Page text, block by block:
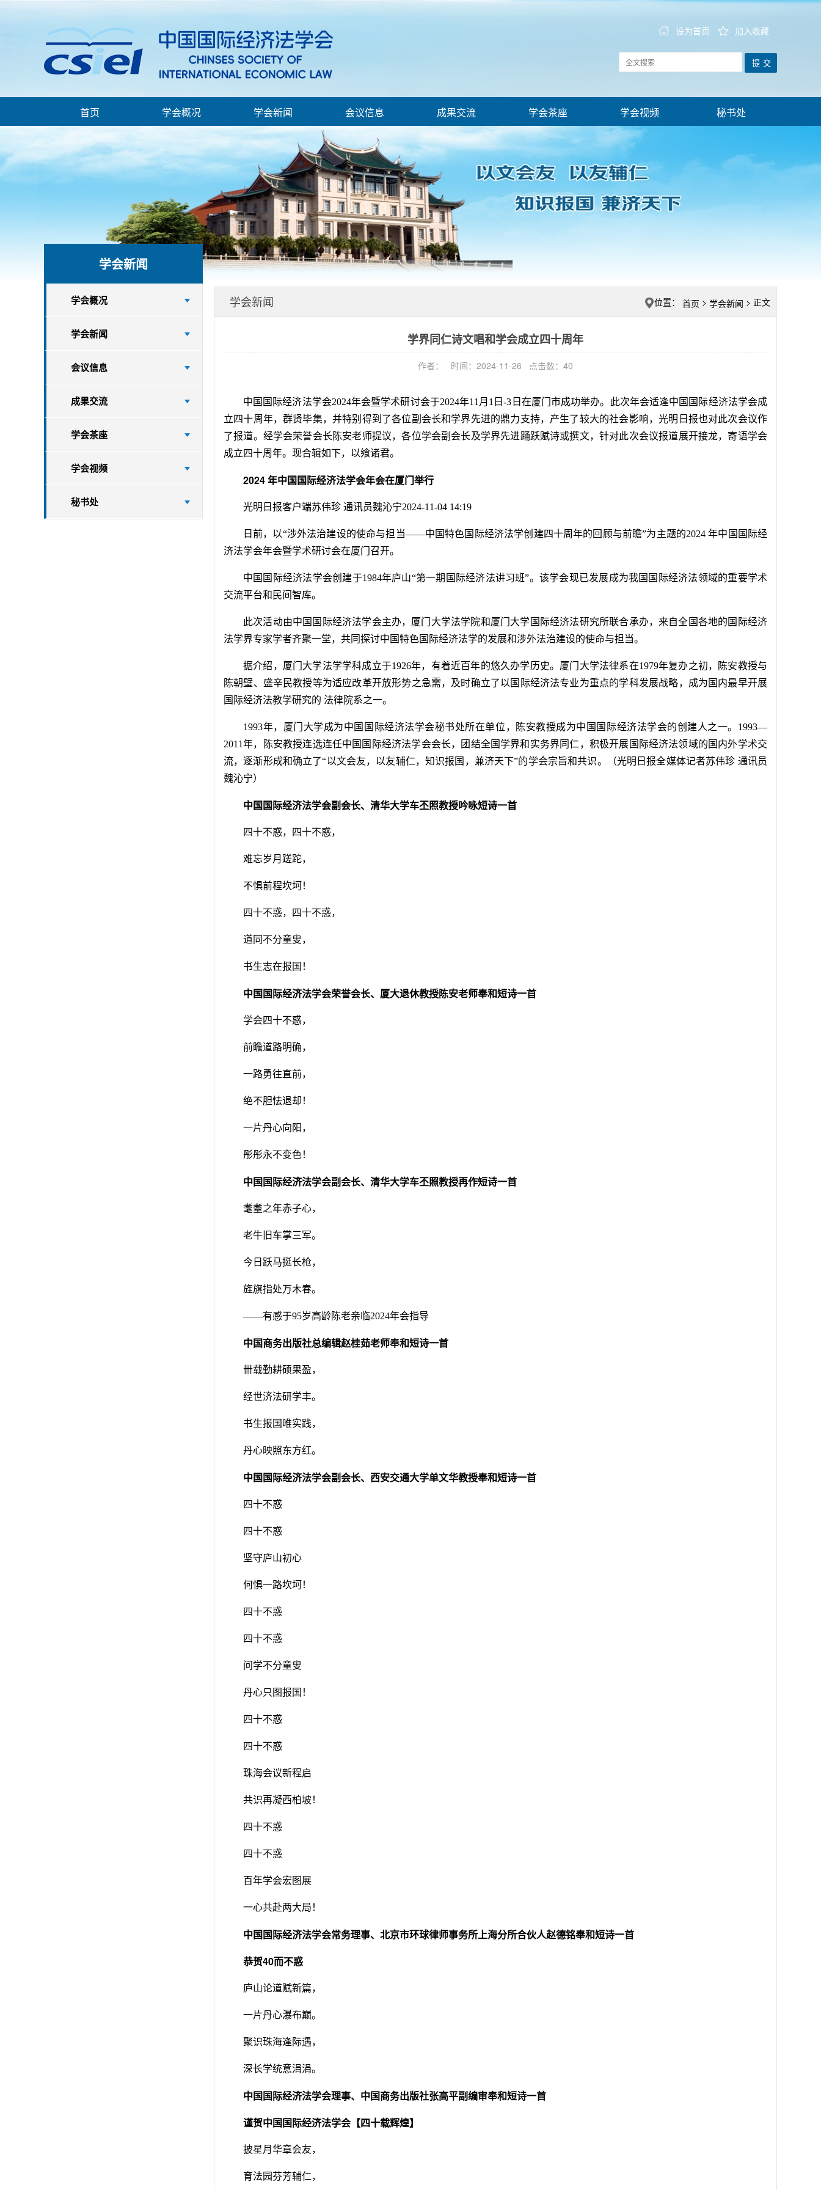
设为首页 加入收藏
首页 学会概况 学会新闻 会议信息 成果交流 学会茶座 学会视频 秘书处
学会新闻
学会概况
学会新闻
会议信息
成果交流
学会茶座
学会视频
秘书处
学会新闻 位置： 首页 > 学会新闻 > 正文
学界同仁诗文唱和学会成立四十周年
作者： 时间：2024-11-26 点击数： 40
中国国际经济法学会2024年会暨学术研讨会于2024年11月1日-3日在厦门市成功举办。此次年会适逢中国国际经济法学会成
立四十周年，群贤毕集，并特别得到了各位副会长和学界先进的鼎力支持，产生了较大的社会影响，光明日报也对此次会议作
了报道。经学会荣誉会长陈安老师提议，各位学会副会长及学界先进踊跃赋诗或撰文，针对此次会议报道展开接龙，寄语学会
成立四十周年。现合辑如下，以飨诸君。
2024 年中国国际经济法学会年会在厦门举行
光明日报客户端苏伟珍 通讯员魏沁宁2024-11-04 14:19
日前，以“涉外法治建设的使命与担当——中国特色国际经济法学创建四十周年的回顾与前瞻”为主题的2024 年中国国际经
济法学会年会暨学术研讨会在厦门召开。
中国国际经济法学会创建于1984年庐山“第一期国际经济法讲习班”。该学会现已发展成为我国国际经济法领域的重要学术
交流平台和民间智库。
此次活动由中国国际经济法学会主办，厦门大学法学院和厦门大学国际经济法研究所联合承办，来自全国各地的国际经济
法学界专家学者齐聚一堂，共同探讨中国特色国际经济法学的发展和涉外法治建设的使命与担当。
据介绍，厦门大学法学学科成立于1926年，有着近百年的悠久办学历史。厦门大学法律系在1979年复办之初，陈安教授与
陈朝璧、盛辛民教授等为适应改革开放形势之急需，及时确立了以国际经济法专业为重点的学科发展战略，成为国内最早开展
国际经济法教学研究的 法律院系之一。
1993年，厦门大学成为中国国际经济法学会秘书处所在单位，陈安教授成为中国国际经济法学会的创建人之一。1993—
2011年，陈安教授连选连任中国国际经济法学会会长，团结全国学界和实务界同仁，积极开展国际经济法领域的国内外学术交
流，逐渐形成和确立了“以文会友，以友辅仁，知识报国，兼济天下”的学会宗旨和共识。（光明日报全媒体记者苏伟珍 通讯员
魏沁宁）
中国国际经济法学会副会长、清华大学车丕照教授吟咏短诗一首
四十不惑，四十不惑，
难忘岁月蹉跎，
不惧前程坎坷！
四十不惑，四十不惑，
道同不分童叟，
书生志在报国！
中国国际经济法学会荣誉会长、厦大退休教授陈安老师奉和短诗一首
学会四十不惑，
前瞻道路明确，
一路勇往直前，
绝不胆怯退却！
一片丹心向阳，
彤彤永不变色！
中国国际经济法学会副会长、清华大学车丕照教授再作短诗一首
耄耋之年赤子心，
老牛旧车掌三军。
今日跃马挺长枪，
旌旗指处万木春。
——有感于95岁高龄陈老亲临2024年会指导
中国商务出版社总编辑赵桂茹老师奉和短诗一首
卌载勤耕硕果盈，
经世济法研学丰。
书生报国唯实践，
丹心映照东方红。
中国国际经济法学会副会长、西安交通大学单文华教授奉和短诗一首
四十不惑
四十不惑
坚守庐山初心
何惧一路坎坷！
四十不惑
四十不惑
问学不分童叟
丹心只图报国！
四十不惑
四十不惑
珠海会议新程启
共识再凝西柏坡！
四十不惑
四十不惑
百年学会宏图展
一心共赴两大局！
中国国际经济法学会常务理事、北京市环球律师事务所上海分所合伙人赵德铭奉和短诗一首
恭贺40而不惑
庐山论道赋新篇，
一片丹心瀑布巅。
聚识珠海逢际遇，
深长学统意涓涓。
中国国际经济法学会理事、中国商务出版社张高平副编审奉和短诗一首
谨贺中国国际经济法学会【四十载辉煌】
披星月华章会友，
育法园芬芳辅仁，